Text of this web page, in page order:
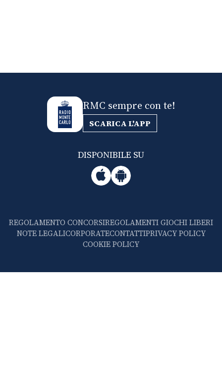
RMC sempre con te!
SCARICA L'APP
DISPONIBILE SU
REGOLAMENTO CONCORSIREGOLAMENTI GIOCHI LIBERI
NOTE LEGALICORPORATECONTATTIPRIVACY POLICY
COOKIE POLICY